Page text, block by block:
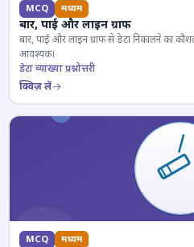
MCQ मध्यम
बार, पाई और लाइन ग्राफ
बार, पाई और लाइन ग्राफ से डेटा निकालने का
आवश्यक।
डेटा व्याख्या प्रश्नोत्तरी
क्विज़ लें
MCQ मध्यम